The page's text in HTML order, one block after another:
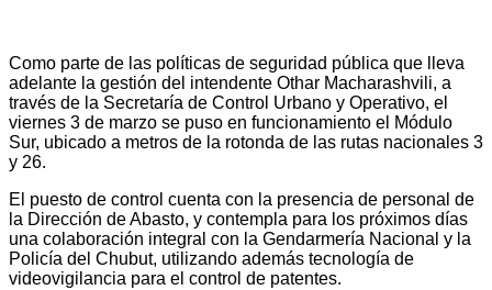
Como parte de las políticas de seguridad pública que lleva
adelante la gestión del intendente Othar Macharashvili, a
través de la Secretaría de Control Urbano y Operativo, el
viernes 3 de marzo se puso en funcionamiento el Módulo
Sur, ubicado a metros de la rotonda de las rutas nacionales 3
y 26.
El puesto de control cuenta con la presencia de personal de
la Dirección de Abasto, y contempla para los próximos días
una colaboración integral con la Gendarmería Nacional y la
Policía del Chubut, utilizando además tecnología de
videovigilancia para el control de patentes.